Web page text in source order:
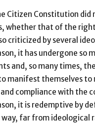
Citizen Constitution did
whether that of the
criticized by several
it has undergone so
and, so many times,
manifest themselves to
compliance with the
it is redemptive by
far from ideological